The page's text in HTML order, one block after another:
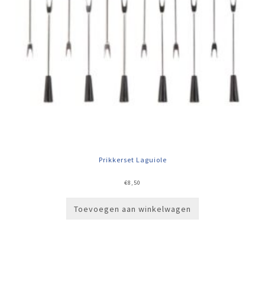
Prikkerset Laguiole
€8,50
Toevoegen aan winkelwagen